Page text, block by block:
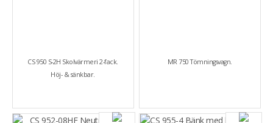
CS 950 S-2H Skolvärmeri 2-fack.
Höj- & sänkbar.
MR 750 Tömningsvagn.